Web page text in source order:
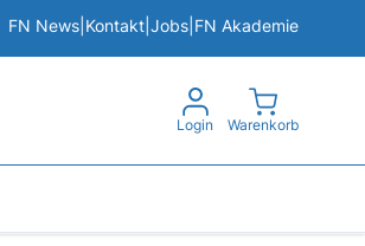
FN News Kontakt Jobs FN Akademie
Login
View cart,
Warenkorb